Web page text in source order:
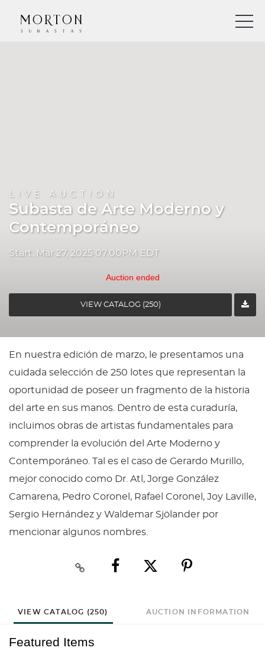
LIVE AUCTION
Subasta de Arte Moderno y
Contemporáneo
Start: Mar 27, 2025 07:00PM EDT
Auction ended
VIEW CATALOG (250)
En nuestra edición de marzo, le presentamos una
cuidada selección de 250 lotes que representan la
oportunidad de poseer un fragmento de la historia
del arte en sus manos. Dentro de esta curaduría,
incluimos obras de artistas fundamentales para
comprender la evolución del Arte Moderno y
Contemporáneo. Tal es el caso de Gerardo Murillo,
mejor conocido como Dr. Atl, Jorge González
Camarena, Pedro Coronel, Rafael Coronel, Joy Laville,
Sergio Hernández y Waldemar Sjölander por
mencionar algunos nombres.
VIEW CATALOG (250) AUCTION INFORMATION
Featured Items